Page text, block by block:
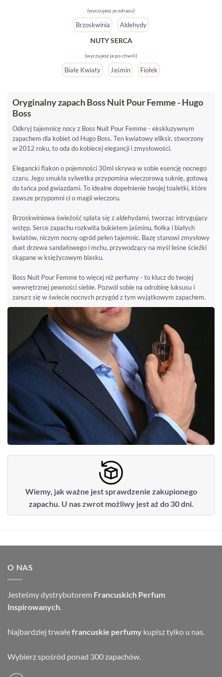
(wyczujesz je odrazu)
Brzoskwinia Aldehydy
NUTY SERCA
(wyczujesz je po chwili)
Białe Kwiaty Jaśmin Fiołek
Oryginalny zapach Boss Nuit Pour Femme - Hugo
Boss
Odkryj tajemnicę nocy z Boss Nuit Pour Femme - ekskluzywnym
zapachem dla kobiet od Hugo Boss. Ten kwiatowy eliksir, stworzony
w 2012 roku, to oda do kobiecej elegancji i zmysłowości.
Elegancki flakon o pojemności 30ml skrywa w sobie esencję nocnego
czaru. Jego smukła sylwetka przypomina wieczorową suknię, gotową
do tańca pod gwiazdami. To idealne dopełnienie twojej toaletki, które
zawsze przypomni ci o magii wieczoru.
Brzoskwiniowa świeżość splata się z aldehydami, tworząc intrygujący
wstęp. Serce zapachu rozkwita bukietem jaśminu, fiołka i białych
kwiatów, niczym nocny ogród pełen tajemnic. Bazę stanowi zmysłowy
duet drzewa sandałowego i mchu, przywodzący na myśl leśne ścieżki
skąpane w księżycowym blasku.
Boss Nuit Pour Femme to więcej niż perfumy - to klucz do twojej
wewnętrznej pewności siebie. Pozwól sobie na odrobinę luksusu i
zanurz się w świecie nocnych przygód z tym wyjątkowym zapachem.
Wiemy, jak ważne jest sprawdzenie zakupionego
zapachu. U nas zwrot możliwy jest aż do 30 dni.
O NAS
Jesteśmy dystrybutorem Francuskich Perfum
Inspirowanych
Najbardziej trwałefrancuskie perfumy kupisz tylko u nas.
Wybierz spośród ponad 300 zapachów.